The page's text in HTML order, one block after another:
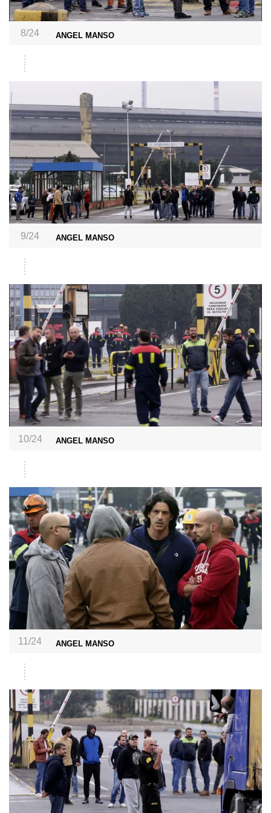
8/24 ANGEL MANSO
9/24 ANGEL MANSO
10/24 ANGEL MANSO
11/24 ANGEL MANSO